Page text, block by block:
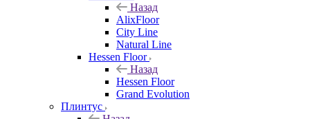
Назад
AlixFloor
City Line
Natural Line
Hessen Floor
Назад
Hessen Floor
Grand Evolution
Плинтус